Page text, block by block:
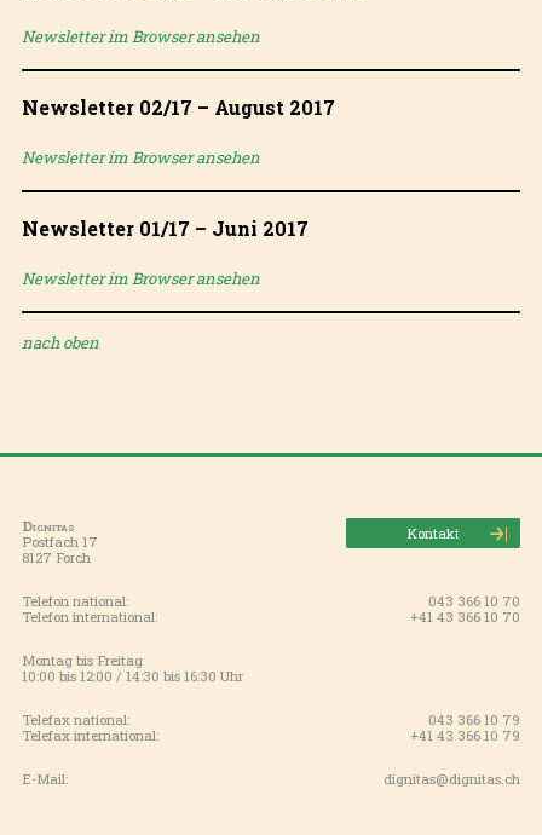
Newsletter im Browser ansehen
Newsletter 02/17 – August 2017
Newsletter im Browser ansehen
Newsletter 01/17 – Juni 2017
Newsletter im Browser ansehen
nach oben
Dignitas
Postfach 17
8127 Forch
Kontakt
Telefon national:
043 366 10 70
Telefon international:
+41 43 366 10 70
Montag bis Freitag
10:00 bis 12:00 / 14:30 bis 16:30 Uhr
Telefax national:
043 366 10 79
Telefax international:
+41 43 366 10 79
E-Mail: dignitas@dignitas.ch